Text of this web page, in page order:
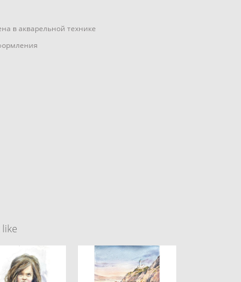
в акварельной технике
like